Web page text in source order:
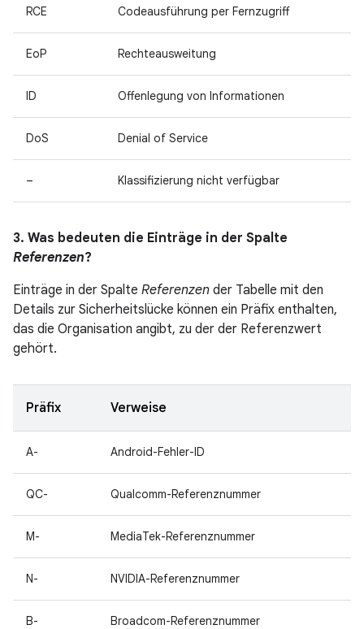
RCE Codeausführung per Fernzugriff
EoP Rechteausweitung
ID Offenlegung von Informationen
DoS Denial of Service
– Klassifizierung nicht verfügbar
3. Was bedeuten die Einträge in der Spalte
Referenzen?
Einträge in der Spalte Referenzen der Tabelle mit den
Details zur Sicherheitslücke können ein Präfix enthalten,
das die Organisation angibt, zu der der Referenzwert
gehört.
Präfix Verweise
A- Android-Fehler-ID
QC- Qualcomm-Referenznummer
M- MediaTek-Referenznummer
N- NVIDIA-Referenznummer
B- Broadcom-Referenznummer